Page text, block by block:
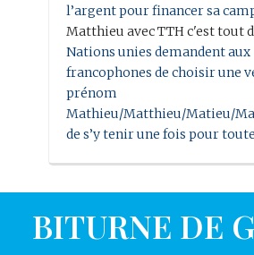
l’argent pour financer sa
Matthieu avec TTH c'est tout
Nations unies demandent aux
francophones de choisir une
prénom
Mathieu/Matthieu/Matieu/
de s’y tenir une fois pour toute
BITURNE DE